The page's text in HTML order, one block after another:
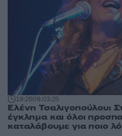
19:2509.03.25
Ελένη Τσαλιγοπούλου:
έγκλημα και όλοι
καταλάβουμε για ποιο